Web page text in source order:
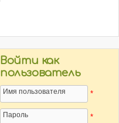
Войти как
пользователь
Имя пользователя *
Пароль *